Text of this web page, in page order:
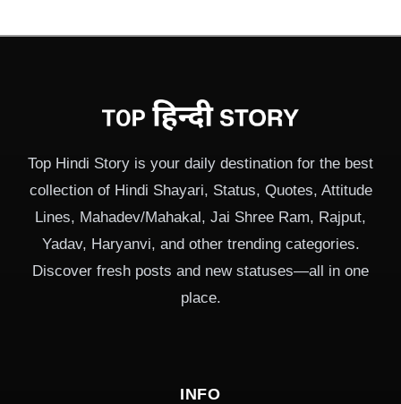
Top Hindi Story is your daily destination for the best
collection of Hindi Shayari, Status, Quotes, Attitude
Lines, Mahadev/Mahakal, Jai Shree Ram, Rajput,
Yadav, Haryanvi, and other trending categories.
Discover fresh posts and new statuses—all in one
place.
INFO